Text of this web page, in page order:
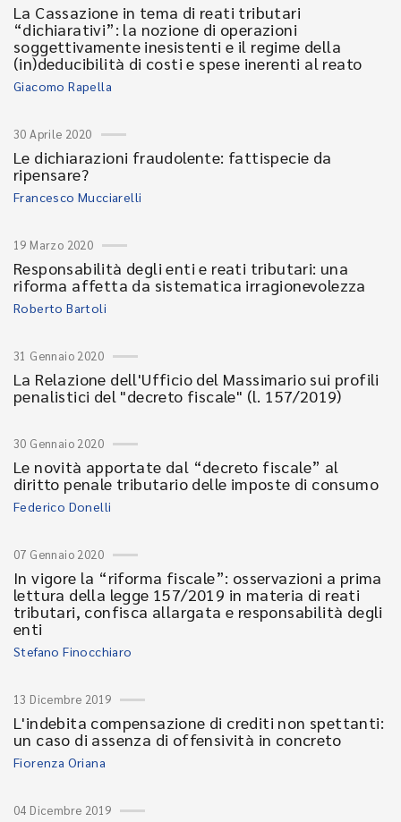
La Cassazione in tema di reati tributari
“dichiarativi”: la nozione di operazioni
soggettivamente inesistenti e il regime della
(in)deducibilità di costi e spese inerenti al reato
Giacomo Rapella
30 Aprile 2020
Le dichiarazioni fraudolente: fattispecie da
ripensare?
Francesco Mucciarelli
19 Marzo 2020
Responsabilità degli enti e reati tributari: una
riforma affetta da sistematica irragionevolezza
Roberto Bartoli
31 Gennaio 2020
La Relazione dell'Ufficio del Massimario sui profili
penalistici del "decreto fiscale" (l. 157/2019)
30 Gennaio 2020
Le novità apportate dal “decreto fiscale” al
diritto penale tributario delle imposte di consumo
Federico Donelli
07 Gennaio 2020
In vigore la “riforma fiscale”: osservazioni a prima
lettura della legge 157/2019 in materia di reati
tributari, confisca allargata e responsabilità degli
enti
Stefano Finocchiaro
13 Dicembre 2019
L'indebita compensazione di crediti non spettanti:
un caso di assenza di offensività in concreto
Fiorenza Oriana
04 Dicembre 2019